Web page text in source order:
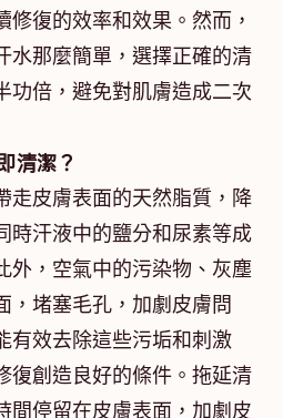
修復的效率和效果。然而，
水那麼簡單，選擇正確的清
功倍，避免對肌膚造成二次
清潔？
走皮膚表面的天然脂質，降
時汗液中的鹽分和尿素等成
外，空氣中的污染物、灰塵
，堵塞毛孔，加劇皮膚問
有效去除這些污垢和刺激
復創造良好的條件。拖延清
間停留在皮膚表面，加劇皮